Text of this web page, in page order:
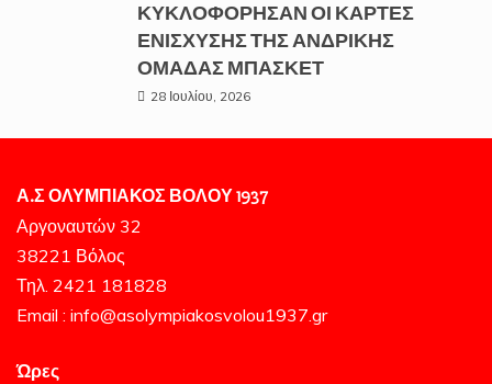
ΚΥΚΛΟΦΟΡΗΣΑΝ ΟΙ ΚΑΡΤΕΣ
ΕΝΙΣΧΥΣΗΣ ΤΗΣ ΑΝΔΡΙΚΗΣ
ΟΜΑΔΑΣ ΜΠΑΣΚΕΤ
28 Ιουλίου, 2026
Α.Σ ΟΛΥΜΠΙΑΚΟΣ ΒΟΛΟΥ 1937
Αργοναυτών 32
38221 Βόλος
Τηλ. 2421 181828
Email : info@asolympiakosvolou1937.gr
Ώρες